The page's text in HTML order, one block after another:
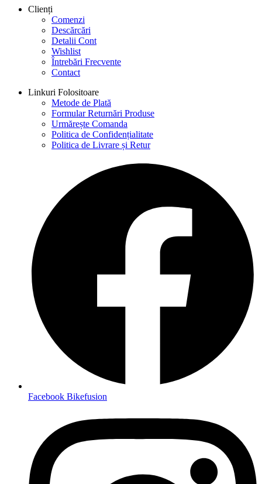
Clienți
Comenzi
Descărcări
Detalii Cont
Wishlist
Întrebări Frecvente
Contact
Linkuri Folositoare
Metode de Plată
Formular Returnări Produse
Urmărește Comanda
Politica de Confidențialitate
Politica de Livrare și Retur
Facebook Bikefusion